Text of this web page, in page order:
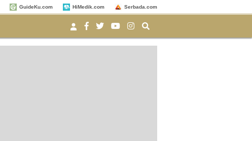
GuideKu.com HiMedik.com Serbada.com